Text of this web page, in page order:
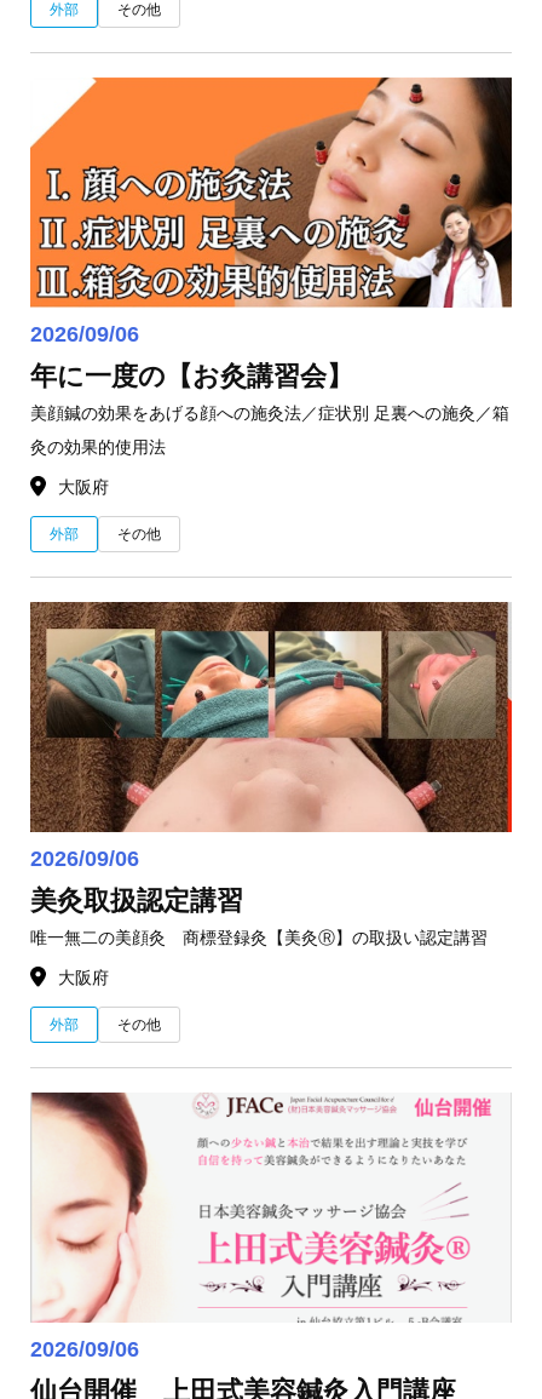
外部 その他
2026/09/06
年に一度の【お灸講習会】
美顔鍼の効果をあげる顔への施灸法／症状別 足裏への施灸／箱
灸の効果的使用法
大阪府
外部 その他
2026/09/06
美灸取扱認定講習
唯一無二の美顔灸 商標登録灸【美灸Ⓡ】の取扱い認定講習
大阪府
外部 その他
2026/09/06
仙台開催 上田式美容鍼灸入門講座